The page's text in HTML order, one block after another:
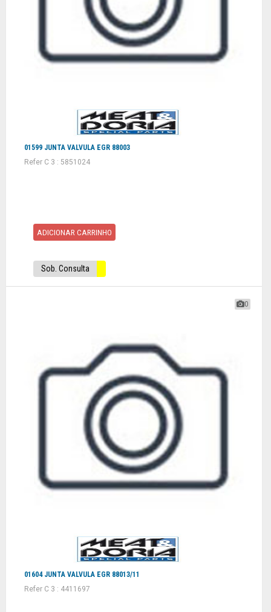
01599 JUNTA VALVULA EGR 88003
Refer C 3 : 5851024
ADICIONAR CARRINHO
Sob. Consulta
0
01604 JUNTA VALVULA EGR 88013/11
Refer C 3 : 4411697